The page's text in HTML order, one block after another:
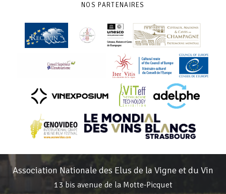
NOS PARTENAIRES
Association Nationale des Elus de la Vigne et du Vin
13 bis avenue de la Motte-Picquet